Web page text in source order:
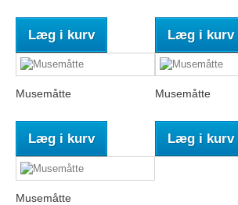
Læg i kurv Læg i kurv
Musemåtte
Læg i kurv
Musemåtte
Læg i kurv
Musemåtte